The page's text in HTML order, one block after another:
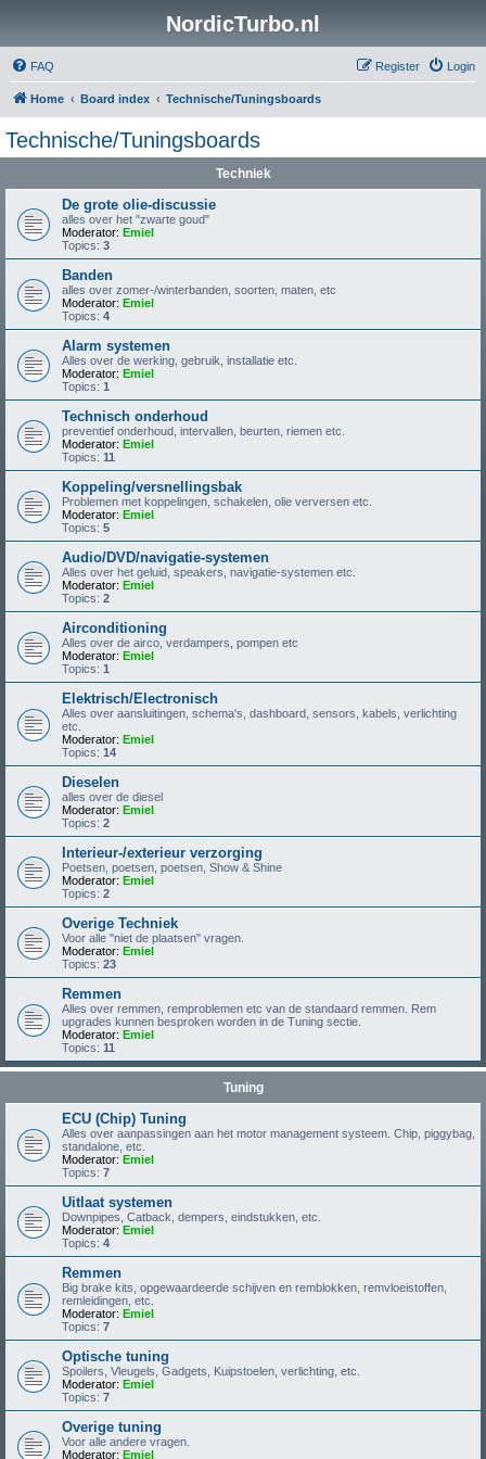
NordicTurbo.nl
FAQ Login
Register
Home Board index Technische/Tuningsboards
Technische/Tuningsboards
Techniek
De grote olie-discussie
alles over het "zwarte goud"
Moderator: Emiel
Topics: 3
Banden
alles over zomer-/winterbanden, soorten, maten, etc
Moderator: Emiel
Topics: 4
Alarm systemen
Alles over de werking, gebruik, installatie etc.
Moderator: Emiel
Topics: 1
Technisch onderhoud
preventief onderhoud, intervallen, beurten, riemen etc.
Moderator: Emiel
Topics: 11
Koppeling/versnellingsbak
Problemen met koppelingen, schakelen, olie verversen etc.
Moderator: Emiel
Topics: 5
Audio/DVD/navigatie-systemen
Alles over het geluid, speakers, navigatie-systemen etc.
Moderator: Emiel
Topics: 2
Airconditioning
Alles over de airco, verdampers, pompen etc
Moderator: Emiel
Topics: 1
Elektrisch/Electronisch
Alles over aansluitingen, schema's, dashboard, sensors, kabels, verlichting
etc.
Moderator: Emiel
Topics: 14
Dieselen
alles over de diesel
Moderator: Emiel
Topics: 2
Interieur-/exterieur verzorging
Poetsen, poetsen, poetsen, Show & Shine
Moderator: Emiel
Topics: 2
Overige Techniek
Voor alle "niet de plaatsen" vragen.
Moderator: Emiel
Topics: 23
Remmen
Alles over remmen, remproblemen etc van de standaard remmen. Rem
upgrades kunnen besproken worden in de Tuning sectie.
Moderator: Emiel
Topics: 11
Tuning
ECU (Chip) Tuning
Alles over aanpassingen aan het motor management systeem. Chip, piggybag,
standalone, etc.
Moderator: Emiel
Topics: 7
Uitlaat systemen
Downpipes, Catback, dempers, eindstukken, etc.
Moderator: Emiel
Topics: 4
Remmen
Big brake kits, opgewaardeerde schijven en remblokken, remvloeistoffen,
remleidingen, etc.
Moderator: Emiel
Topics: 7
Optische tuning
Spoilers, Vleugels, Gadgets, Kuipstoelen, verlichting, etc.
Moderator: Emiel
Topics: 7
Overige tuning
Voor alle andere vragen.
Moderator: Emiel